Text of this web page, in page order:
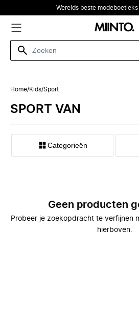
Werelds beste
Home/Kids/Sport
SPORT VAN
Categorieën
Geen producten
Probeer je zoekopdracht te verfijnen
hierboven.